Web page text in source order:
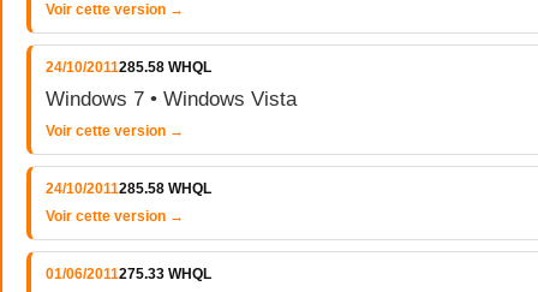
Voir cette version →
24/10/2011285.58 WHQL
Windows 7 • Windows Vista
Voir cette version →
24/10/2011285.58 WHQL
Voir cette version →
01/06/2011275.33 WHQL